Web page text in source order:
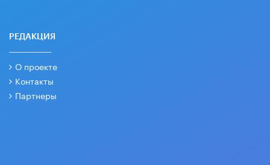
РЕДАКЦИЯ
О проекте
Контакты
Партнеры